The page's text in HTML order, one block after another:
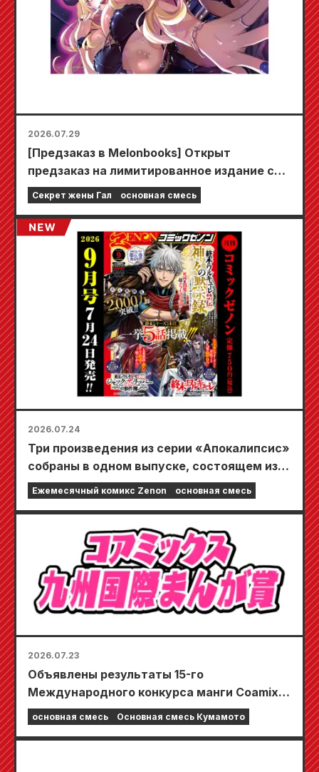
2026.07.29
[Предзаказ в Melonbooks] Открыт
предзаказ на лимитированное издание со
специальным игровым ковриком,
украшенным потрясающе красивой
иллюстрацией Фуюки Тодзё, нарисованной
Кудо! Выход 6-го тома «Секрета невесты-
девушки» запланирован на 20 октября!
Секрет жены Гал основная смесь
2026.07.24
Три произведения из серии «Апокалипсис»
собраны в одном выпуске, состоящем из 5
глав!! «Ежемесячный комикс Zenon,
сентябрьский выпуск 2026 года» поступит
в продажу 24 июля!!
Ежемесячный комикс Zenon основная смесь
2026.07.23
Объявлены результаты 15-го
Международного конкурса манги Coamix
Kyushu!
основная смесь Основная смесь Кумамото